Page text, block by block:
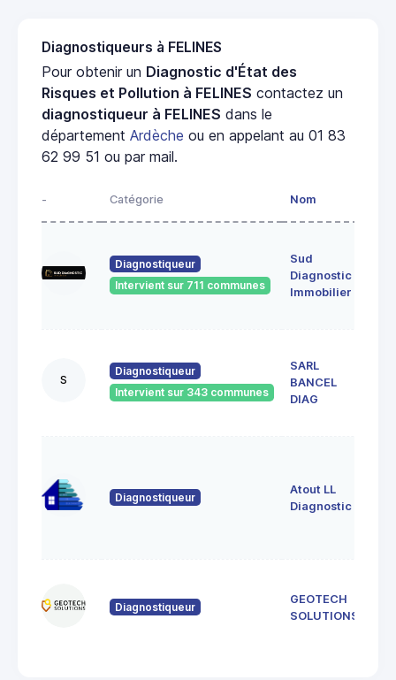
Diagnostiqueurs à FELINES
Pour obtenir un Diagnostic d'État des
Risques et Pollution à FELINES contactez un
diagnostiqueur à FELINES dans le
département Ardèche ou en appelant au 01 83
62 99 51 ou par mail.
- Catégorie Nom
Diagnostiqueur
Intervient sur 711 communes
Sud
Diagnostic
Immobilier
S
Diagnostiqueur
Intervient sur 343 communes
SARL
BANCEL
DIAG
Diagnostiqueur
Atout LL
Diagnostic
Diagnostiqueur
GEOTECH
SOLUTIONS